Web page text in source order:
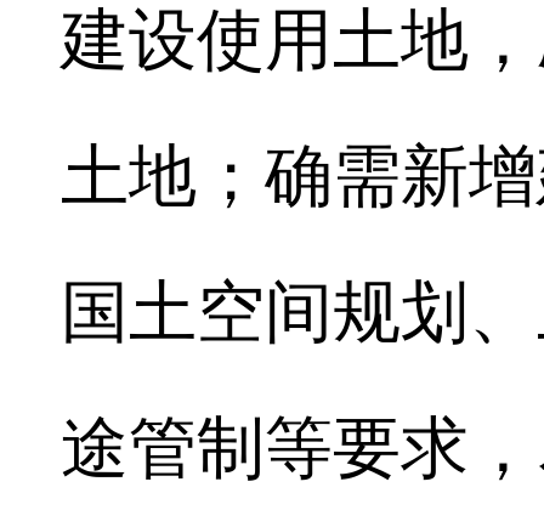
建设使用土地
土地；确需新
国土空间规划
途管制等要求